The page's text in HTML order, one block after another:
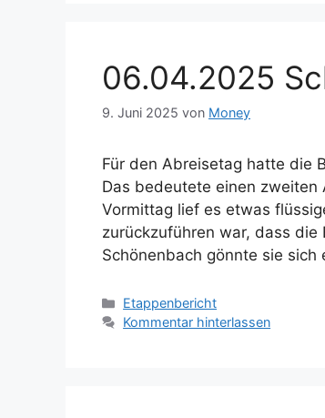
06.04.2025
9. Juni 2025 von Money
Für den Abreisetag hatte die
Das bedeutete einen zweiten
Vormittag lief es etwas
zurückzuführen war, dass die
Schönenbach gönnte sie sich
Kategorien
Etappenbericht
Kommentar hinterlassen